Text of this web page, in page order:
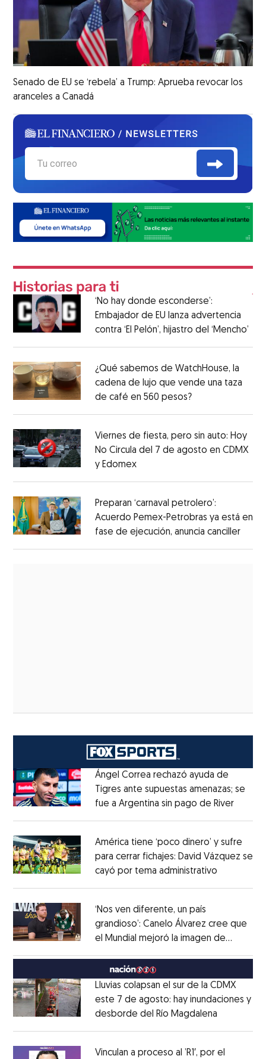
Senado de EU se ‘rebela’ a Trump: Aprueba revocar los
aranceles a Canadá
‘No hay donde esconderse’:
Embajador de EU lanza advertencia
contra ‘El Pelón’, hijastro del ‘Mencho’
¿Qué sabemos de WatchHouse, la
cadena de lujo que vende una taza
de café en 560 pesos?
Viernes de fiesta, pero sin auto: Hoy
No Circula del 7 de agosto en CDMX
y Edomex
Preparan ‘carnaval petrolero’:
Acuerdo Pemex-Petrobras ya está en
fase de ejecución, anuncia canciller
Ángel Correa rechazó ayuda de
Tigres ante supuestas amenazas; se
fue a Argentina sin pago de RiverOpens
América tiene ‘poco dinero’ y sufre
para cerrar fichajes: David Vázquez se
cayó por tema administrativo
‘Nos ven diferente, un país
grandioso’: Canelo Álvarez cree que
el Mundial mejoró la imagen de
MéxicoOpens in new window
Lluvias colapsan el sur de la CDMX
este 7 de agosto: hay inundaciones y
desborde del Río Magdalena
Vinculan a proceso al ’R1′, por el